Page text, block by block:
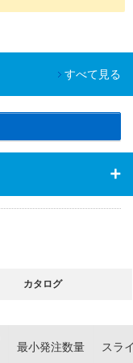
すべて見る
カタログ
最小発注数量 スラ